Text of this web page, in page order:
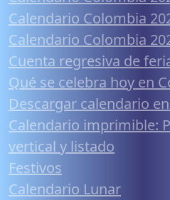
Calendario Colombia
Calendario Colombia
Cuenta regresiva de
Qué se celebra hoy en
Descargar calendario
Calendario imprimible:
vertical y listado
Festivos
Calendario Lunar